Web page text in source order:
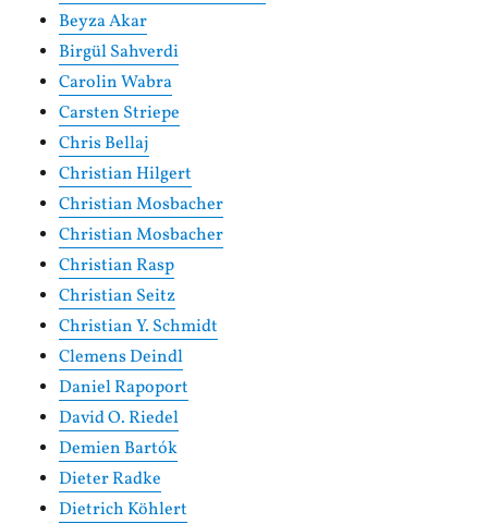
Beyza Akar
Birgül Sahverdi
Carolin Wabra
Carsten Striepe
Chris Bellaj
Christian Hilgert
Christian Mosbacher
Christian Mosbacher
Christian Rasp
Christian Seitz
Christian Y. Schmidt
Clemens Deindl
Daniel Rapoport
David O. Riedel
Demien Bartók
Dieter Radke
Dietrich Köhlert